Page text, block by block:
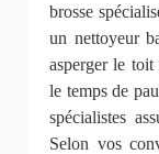
brosse
un nettoyeur
asperger le toit
le temps de
spécialistes
Selon vos